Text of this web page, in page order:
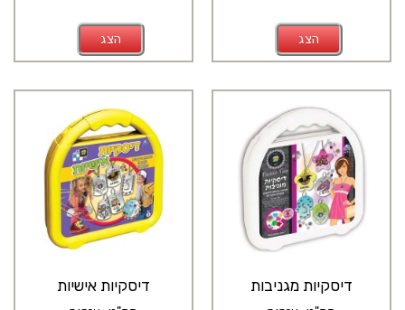
הצג הצג
דיסקיות אישיות דיסקיות מגניבות